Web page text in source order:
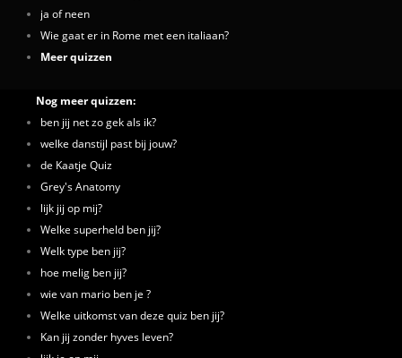
ja of neen
Wie gaat er in Rome met een italiaan?
Meer quizzen
Nog meer quizzen:
ben jij net zo gek als ik?
welke danstijl past bij jouw?
de Kaatje Quiz
Grey's Anatomy
lijk jij op mij?
Welke superheld ben jij?
Welk type ben jij?
hoe melig ben jij?
wie van mario ben je ?
Welke uitkomst van deze quiz ben jij?
Kan jij zonder hyves leven?